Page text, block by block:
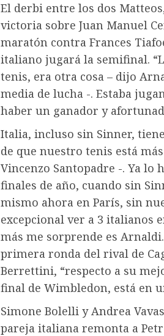
El derbi entre los dos
victoria sobre Juan Manuel
maratón contra Frances
italiano jugará la semifinal.
tenis, era otra cosa – dijo
media de lucha -. Estaba
haber un ganador y
Italia, incluso sin Sinner,
de que nuestro tenis está
Vincenzo Santopadre -. Ya lo
finales de año, cuando sin
mismo ahora en París, sin
excepcional ver a 3 italianos
más me sorprende es
primera ronda del rival de
Berrettini, “respecto a su
final de Wimbledon, está en
Simone Bolelli y Andrea
pareja italiana remonta a